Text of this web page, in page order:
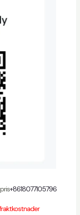
+8618077105796